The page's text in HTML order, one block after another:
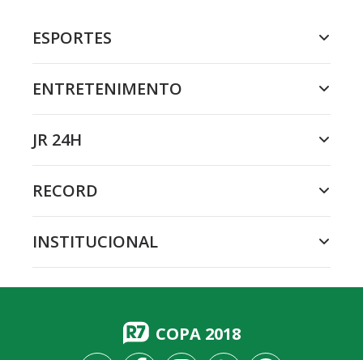
ESPORTES
ENTRETENIMENTO
JR 24H
RECORD
INSTITUCIONAL
COPA 2018